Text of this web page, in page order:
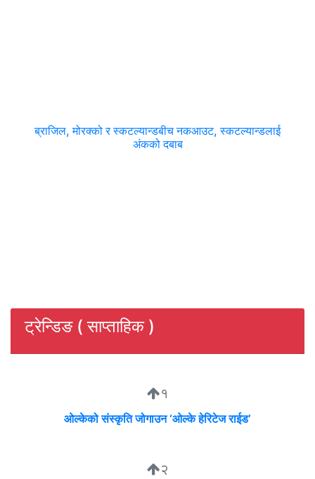
ब्राजिल, मोरक्को र स्कटल्यान्डबीच नकआउट, स्कटल्यान्डलाई
अंकको दबाब
ट्रेन्डिङ ( साप्ताहिक )
१
ओल्केको संस्कृति जोगाउन ‘ओल्के हेरिटेज राईड’
२